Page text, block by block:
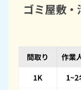
ゴミ屋敷